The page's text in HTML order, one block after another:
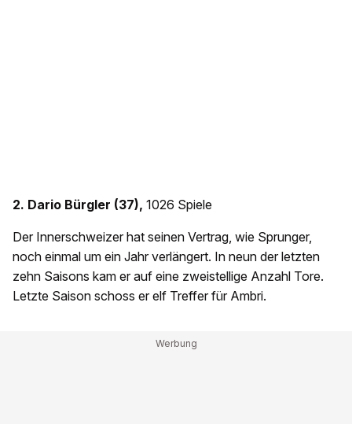
2. Dario Bürgler (37), 1026 Spiele
Der Innerschweizer hat seinen Vertrag, wie Sprunger,
noch einmal um ein Jahr verlängert. In neun der letzten
zehn Saisons kam er auf eine zweistellige Anzahl Tore.
Letzte Saison schoss er elf Treffer für Ambri.